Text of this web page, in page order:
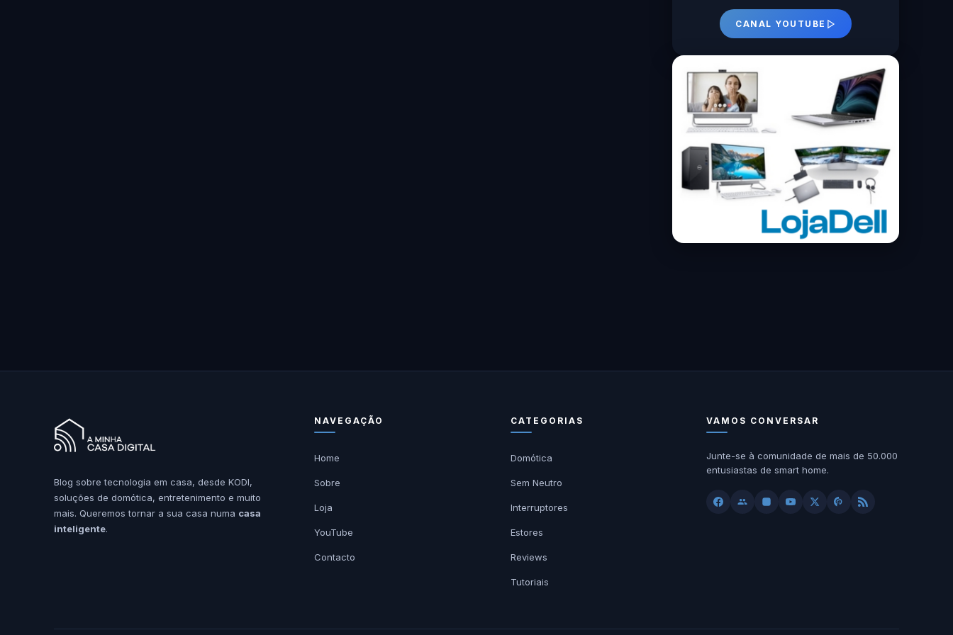
CANAL YOUTUBE
Blog sobre tecnologia em casa, desde KODI,
soluções de domótica, entretenimento e muito
mais. Queremos tornar a sua casa numa casa
inteligente.
NAVEGAÇÃO
Home
Sobre
Loja
YouTube
Contacto
CATEGORIAS
Domótica
Sem Neutro
Interruptores
Estores
Reviews
Tutoriais
VAMOS CONVERSAR
Junte-se à comunidade de mais de 50.000
entusiastas de smart home.